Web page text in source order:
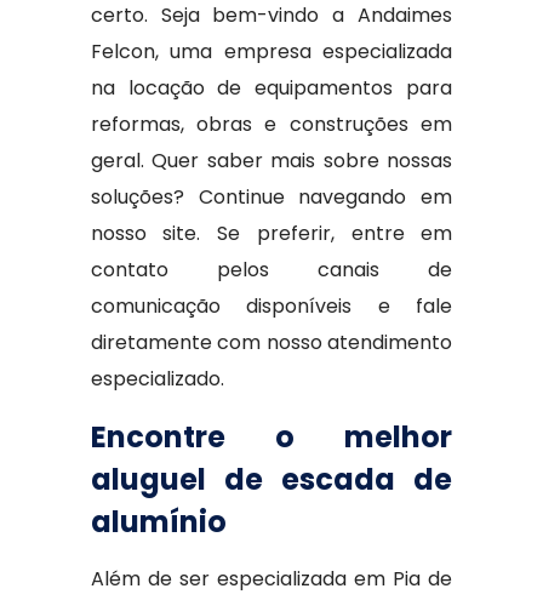
certo. Seja bem-vindo a Andaimes
Felcon, uma empresa especializada
na locação de equipamentos para
reformas, obras e construções em
geral. Quer saber mais sobre nossas
soluções? Continue navegando em
nosso site. Se preferir, entre em
contato pelos canais de
comunicação disponíveis e fale
diretamente com nosso atendimento
especializado.
Encontre o melhor
aluguel de escada de
alumínio
Além de ser especializada em Pia de